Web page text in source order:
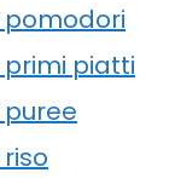
pomodori
primi piatti